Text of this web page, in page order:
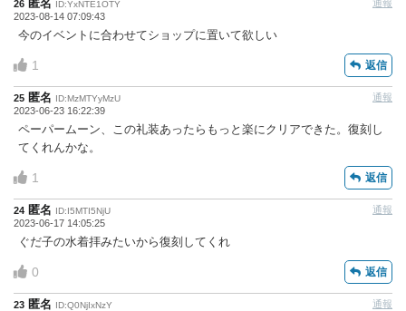
26 匿名 ID:YxNTE1OTY
2023-08-14 07:09:43
通報
今のイベントに合わせてショップに置いて欲しい
1 返信
25 匿名 ID:MzMTYyMzU
2023-06-23 16:22:39
通報
ペーパームーン、この礼装あったらもっと楽にクリアできた。復刻し
てくれんかな。
1 返信
24 匿名 ID:I5MTI5NjU
2023-06-17 14:05:25
通報
ぐだ子の水着拝みたいから復刻してくれ
0 返信
23 匿名 ID:Q0NjIxNzY 通報